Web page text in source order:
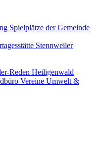
Spielplätze der Gemeinde
Stennweiler
Reden Heiligenwald
Vereine Umwelt &